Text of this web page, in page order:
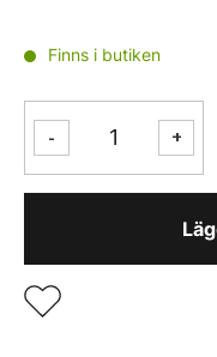
Finns i butiken
-
Folieballong
Hjärta
Röd
+